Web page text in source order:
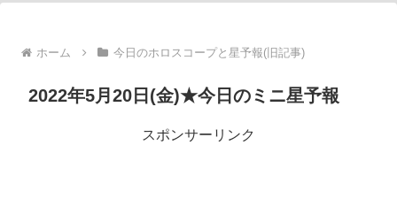
ホーム 今日のホロスコープと星予報(旧記事)
2022年5月20日(金)★今日のミニ星予報
スポンサーリンク